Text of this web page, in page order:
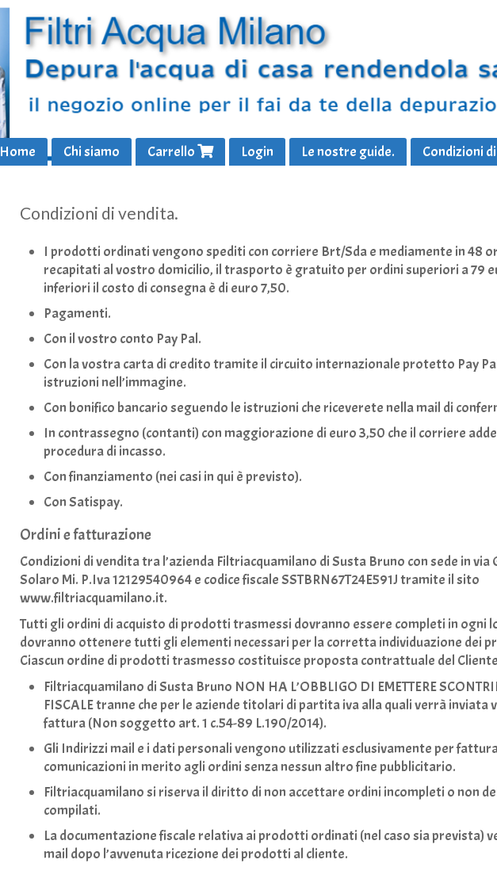
Home Chi siamo Carrello Login Le nostre guide. Condizioni
Condizioni di vendita.
I prodotti ordinati vengono spediti con corriere Brt/Sda e mediamente in 48
recapitati al vostro domicilio, il trasporto è gratuito per ordini superiori a 79
inferiori il costo di consegna è di euro 7,50.
Pagamenti.
Con il vostro conto Pay Pal.
Con la vostra carta di credito tramite il circuito internazionale protetto Pay
istruzioni nell’immagine.
Con bonifico bancario seguendo le istruzioni che riceverete nella mail di
In contrassegno (contanti) con maggiorazione di euro 3,50 che il corriere
procedura di incasso.
Con finanziamento (nei casi in qui è previsto).
Con Satispay.
Ordini e fatturazione
Condizioni di vendita tra l’azienda Filtriacquamilano di Susta Bruno con sede in via
Solaro Mi. P.Iva 12129540964 e codice fiscale SSTBRN67T24E591J tramite il sito
www.filtriacquamilano.it.
Tutti gli ordini di acquisto di prodotti trasmessi dovranno essere completi in ogni
dovranno ottenere tutti gli elementi necessari per la corretta individuazione dei
Ciascun ordine di prodotti trasmesso costituisce proposta contrattuale del
Filtriacquamilano di Susta Bruno NON HA L’OBBLIGO DI EMETTERE
FISCALEtranne che per le aziende titolari di partita iva alla quali verrà inviata
fattura (Non soggetto art. 1 c.54-89 L.190/2014).
Gli Indirizzi mail e i dati personali vengono utilizzati esclusivamente per
comunicazioni in merito agli ordini senza nessun altro fine pubblicitario.
Filtriacquamilano si riserva il diritto di non accettare ordini incompleti o non
compilati.
La documentazione fiscale relativa ai prodotti ordinati (nel caso sia prevista)
mail dopo l’avvenuta ricezione dei prodotti al cliente.